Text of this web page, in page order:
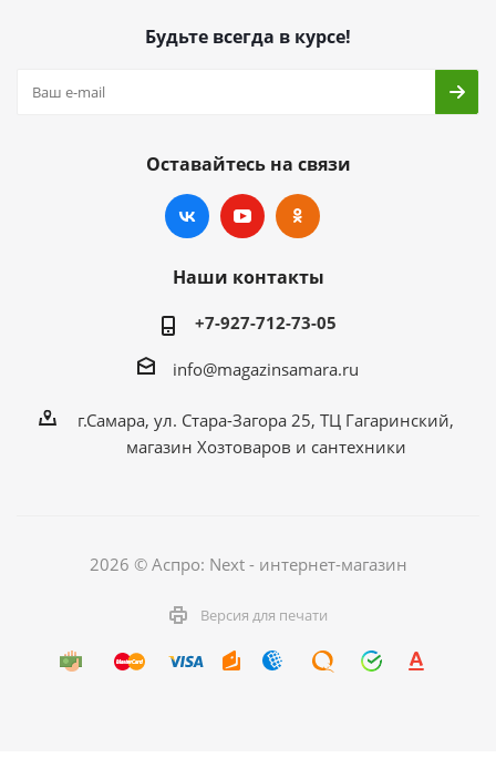
Будьте всегда в курсе!
Оставайтесь на связи
Наши контакты
+7-927-712-73-05
info@magazinsamara.ru
г.Самара, ул. Стара-Загора 25, ТЦ Гагаринский,
магазин Хозтоваров и сантехники
2026 © Аспро: Next - интернет-магазин
Версия для печати